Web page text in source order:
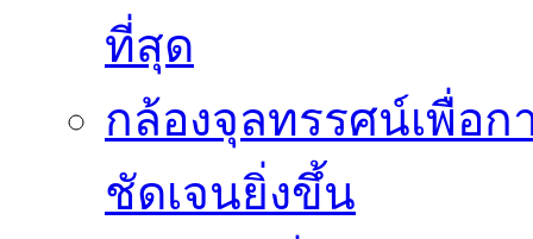
ที่สุด
กล้องจุลทรรศน์เพื่อ
ชัดเจนยิ่งขึ้น